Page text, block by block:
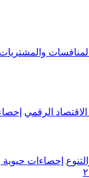
المنافسات والمشتريات
الرقمي
إحصاءات حيوية